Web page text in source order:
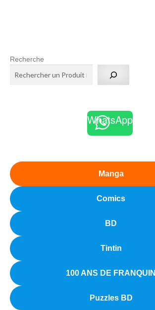
Recherche
WhatsApp
Manga
Comics
BD
Tintin
100 ANS DE FRANQUIN
Puzzles BD